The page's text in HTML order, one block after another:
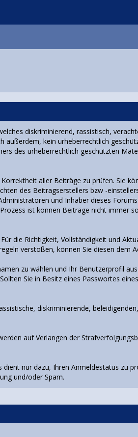
diskriminierend, rassistisch,
kein urheberrechtlich
des urheberrechtlich geschützten
aller Beiträge zu prüfen. Sie
des Beitragserstellers bzw -
und Inhaber dieses
ist können Beiträge nicht immer
die Richtigkeit, Vollständigkeit und
verstoßen, können Sie diesen dem
zu wählen und Ihr Benutzerprofil
Sie in Besitz eines Passwortes
diskriminierende,
auf Verlangen der
nur dazu, Ihren Anmeldestatus zu
und/oder Spam.